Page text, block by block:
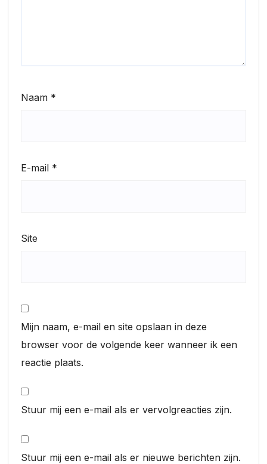
Naam *
E-mail *
Site
Mijn naam, e-mail en site opslaan in deze
browser voor de volgende keer wanneer ik een
reactie plaats.
Stuur mij een e-mail als er vervolgreacties zijn.
Stuur mij een e-mail als er nieuwe berichten zijn.